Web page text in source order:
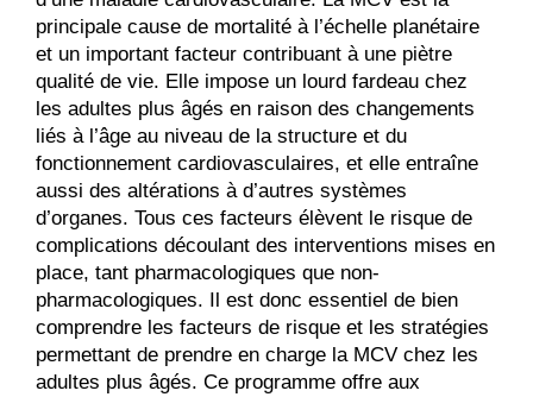
principale cause de mortalité à l’échelle planétaire
et un important facteur contribuant à une piètre
qualité de vie. Elle impose un lourd fardeau chez
les adultes plus âgés en raison des changements
liés à l’âge au niveau de la structure et du
fonctionnement cardiovasculaires, et elle entraîne
aussi des altérations à d’autres systèmes
d’organes. Tous ces facteurs élèvent le risque de
complications découlant des interventions mises en
place, tant pharmacologiques que non-
pharmacologiques. Il est donc essentiel de bien
comprendre les facteurs de risque et les stratégies
permettant de prendre en charge la MCV chez les
adultes plus âgés. Ce programme offre aux